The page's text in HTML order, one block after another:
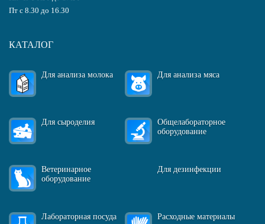
Пт с 8.30 до 16.30
КАТАЛОГ
Для анализа молока Для анализа мяса
Для сыроделия
Общелабораторное
оборудование
Ветеринарное
оборудование
Для дезинфекции
Лабораторная посуда Расходные материалы